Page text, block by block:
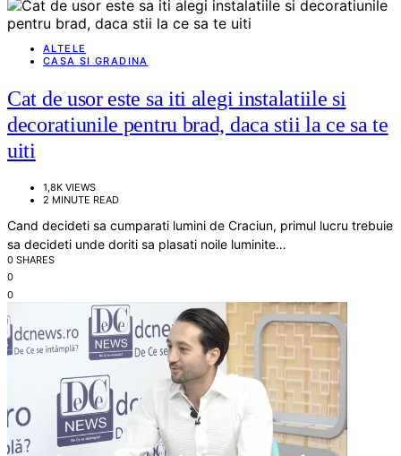
ALTELE
CASA SI GRADINA
Cat de usor este sa iti alegi instalatiile si
decoratiunile pentru brad, daca stii la ce sa te
uiti
1,8K VIEWS
2 MINUTE READ
Cand decideti sa cumparati lumini de Craciun, primul lucru trebuie
sa decideti unde doriti sa plasati noile luminite…
0 SHARES
0
0